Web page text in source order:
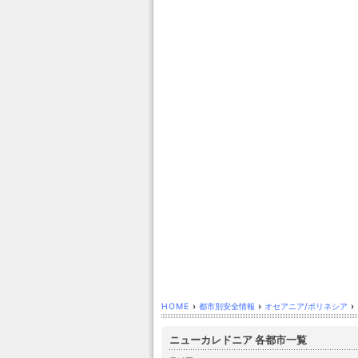
HOME › 都市別安全情報 › オセアニア/ポリネシア ›
ニューカレドニア 各都市一覧